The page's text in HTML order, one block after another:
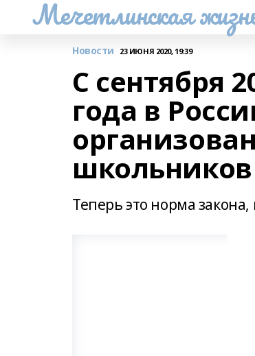
Мечетлинская
Новости 23 ИЮНЯ 2020, 19:39
С сентября
года в
Теперь это норма